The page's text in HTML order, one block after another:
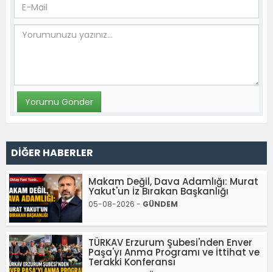
DİĞER HABERLER
Makam Değil, Dava Adamlığı: Murat
Yakut'un İz Bırakan Başkanlığı
05-08-2026 - GÜNDEM
TÜRKAV Erzurum Şubesi'nden Enver
Paşa'yı Anma Programı ve İttihat ve
Terakki Konferansı